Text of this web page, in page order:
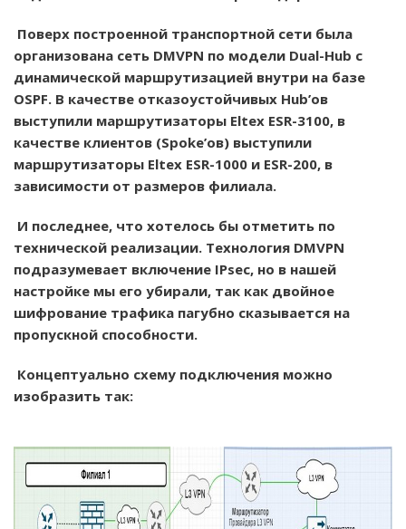
Поверх построенной транспортной сети была
организована сеть DMVPN по модели Dual-Hub с
динамической маршрутизацией внутри на базе
OSPF. В качестве отказоустойчивых Hub’ов
выступили маршрутизаторы Eltex ESR-3100, в
качестве клиентов (Spoke’ов) выступили
маршрутизаторы Eltex ESR-1000 и ESR-200, в
зависимости от размеров филиала.
И последнее, что хотелось бы отметить по
технической реализации. Технология DMVPN
подразумевает включение IPsec, но в нашей
настройке мы его убирали, так как двойное
шифрование трафика пагубно сказывается на
пропускной способности.
Концептуально схему подключения можно
изобразить так: